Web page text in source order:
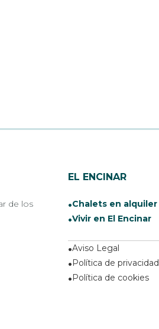
de los
EL ENCINAR
Chalets en alquiler
Vivir en El Encinar
Aviso Legal
Política de privacidad
Política de cookies